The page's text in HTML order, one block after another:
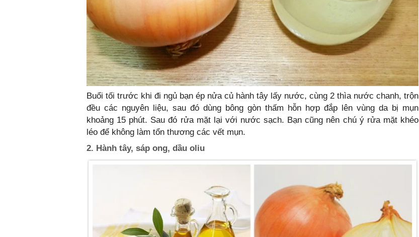
Buổi tối trước khi đi ngủ bạn ép nửa củ hành tây lấy nước, cùng 2 thìa nước chanh, trộn
đều các nguyên liệu, sau đó dùng bông gòn thấm hỗn hợp đắp lên vùng da bị mụn
khoảng 15 phút. Sau đó rửa mặt lại với nước sạch. Bạn cũng nên chú ý rửa mặt khéo
léo để không làm tổn thương các vết mụn.
2. Hành tây, sáp ong, dầu oliu